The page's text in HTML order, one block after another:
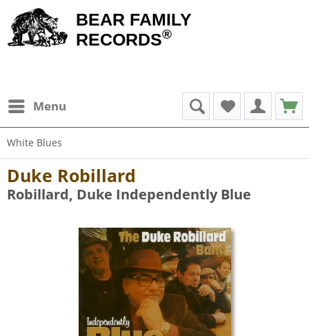
BEAR FAMILY
RECORDS®
Menu
White Blues
Duke Robillard
Robillard, Duke Independently Blue